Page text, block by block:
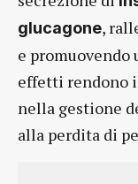
glucagone,
e promuovendo
effetti rendono
nella gestione
alla perdita di